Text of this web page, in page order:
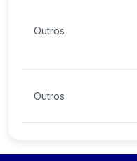
Outros
Outros